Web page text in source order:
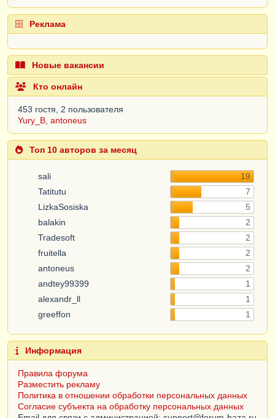
Реклама
Новые вакансии
Кто онлайн
453 гостя, 2 пользователя
Yury_B antoneus
Топ 10 авторов за месяц
sali
19
Tatitutu
7
LizkaSosiska
5
balakin
2
Tradesoft
2
fruitella
2
antoneus
2
andtey99399
1
alexandr_ll
1
greeffon
1
Информация
Правила форума
Разместить рекламу
Политика в отношении обработки персональных данных
Согласие субъекта на обработку персональных данных